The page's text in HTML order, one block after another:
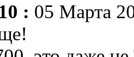
: 05 Марта